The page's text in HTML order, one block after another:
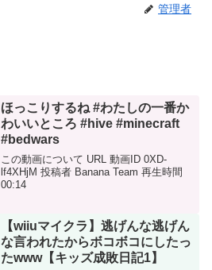
管理者
ほっこりするね #わたしの一番か
わいいところ #hive #minecraft
#bedwars
この動画について URL 動画ID 0XD-
lf4XHjM 投稿者 Banana Team 再生時間
00:14
【wiiuマイクラ】逃げんな逃げん
な言われたからボコボコにしたっ
たwww【キッズ成敗日記1】